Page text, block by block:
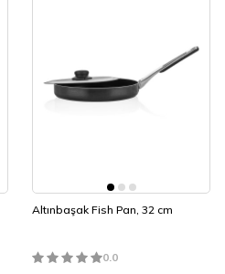
Altınbaşak Fish Pan, 32 cm
0.0